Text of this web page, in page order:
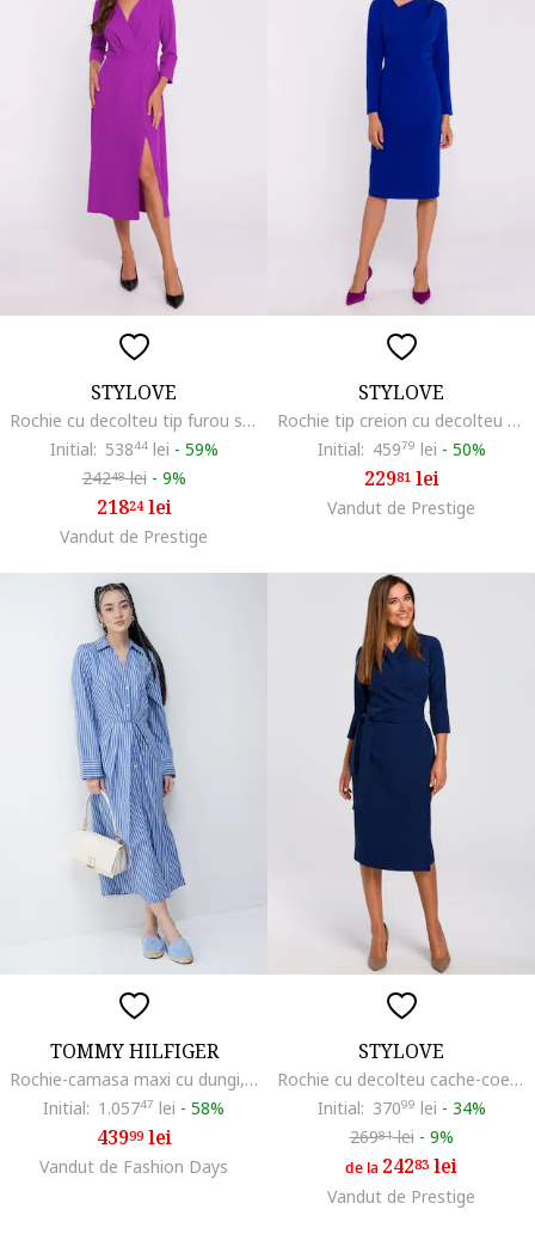
STYLOVE
Rochie cu decolteu tip furou si slit jos, Albastru lavanda
Initial: 53844lei - 59%
24248lei - 9%
21824lei
Vandut de Prestige
STYLOVE
Rochie tip creion cu decolteu asimetric, Albastru royal
Initial: 45979 lei - 50%
22981lei
Vandut de Prestige
TOMMY HILFIGER
Rochie-camasa maxi cu dungi, Alb/Albastru
Initial: 1.05747 lei - 58%
43999lei
Vandut de Fashion Days
STYLOVE
Rochie cu decolteu cache-coeur si curea in talie,, Albastru
Initial: 37099 lei - 34%
26981lei - 9%
de la 24283lei
Vandut de Prestige